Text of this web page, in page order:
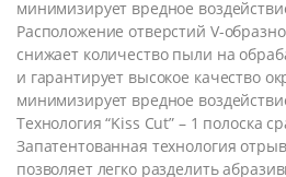
минимизирует вредное
Расположение отверстий V-
снижает количество пыли на
и гарантирует высокое качество
минимизирует вредное
Технология “Kiss Cut” – 1 полоска
Запатентованная технология
позволяет легко разделить